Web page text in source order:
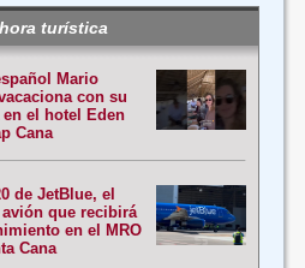
turística
Mario
con su
el hotel Eden
Cana
de JetBlue, el
que recibirá
en el MRO
Cana